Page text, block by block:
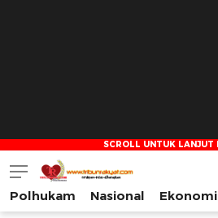
Tribun Rakyat
Tulus – Terdepan – Diharapkan
Polhukam Nasional Ekonomi